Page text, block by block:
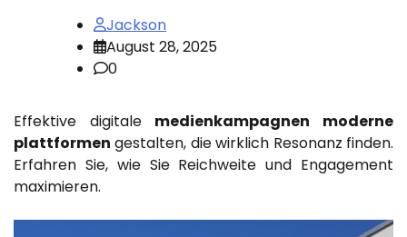
Jackson
August 28, 2025
0
Effektive digitale medienkampagnen moderne
plattformen gestalten, die wirklich Resonanz finden.
Erfahren Sie, wie Sie Reichweite und Engagement
maximieren.